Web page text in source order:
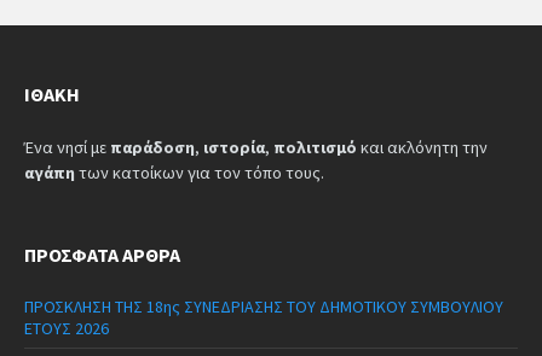
ΙΘΆΚΗ
Ένα νησί με παράδοση, ιστορία, πολιτισμό και ακλόνητη την
αγάπη των κατοίκων για τον τόπο τους.
ΠΡΌΣΦΑΤΑ ΆΡΘΡΑ
ΠΡΟΣΚΛΗΣΗ ΤΗΣ 18ης ΣΥΝΕΔΡΙΑΣΗΣ ΤΟΥ ΔΗΜΟΤΙΚΟΥ ΣΥΜΒΟΥΛΙΟΥ
ΕΤΟΥΣ 2026